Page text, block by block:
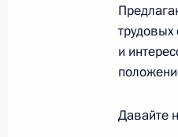
Для СМИ
Версия
с
и
Давайте